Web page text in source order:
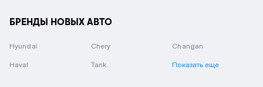
БРЕНДЫ НОВЫХ АВТО
Hyundai Chery Changan
Haval Tank Показать еще